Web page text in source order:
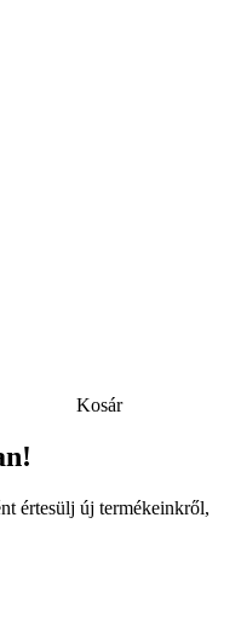
Kosár
értesülj új termékeinkről,